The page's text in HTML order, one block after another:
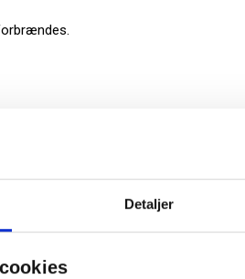
Detaljer